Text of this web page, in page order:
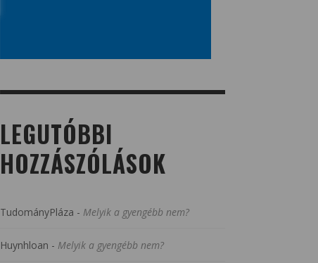
LEGUTÓBBI
HOZZÁSZÓLÁSOK
TudományPláza - Melyik a gyengébb nem?
Huynhloan - Melyik a gyengébb nem?